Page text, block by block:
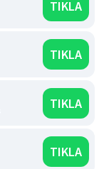
TIKLA
TIKLA
TIKLA
TIKLA